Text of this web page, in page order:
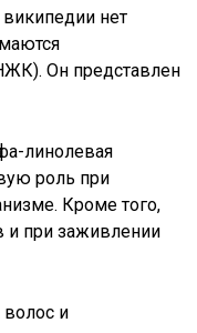
нет
Он представлен
линолевая
роль при
Кроме того,
и при заживлении
и